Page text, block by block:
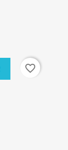
favorite_border